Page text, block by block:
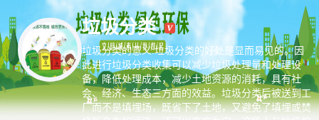
绿色环保从
我做起
垃圾分类
垃圾分类的意义:垃圾分类的好处是显而易见的。因
此进行垃圾分类收集可以减少垃圾处理量和处理设
备，降低处理成本，减少土地资源的消耗，具有社
会、经济、生态三方面的效益。垃圾分类后被送到工
厂而不是填埋场，既省下了土地，又避免了填埋或焚